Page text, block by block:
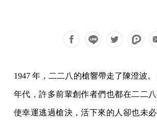
1947 年，二二八的槍響帶走了陳澄波
年代，許多前輩創作者們也都在二二
使幸運逃過槍決，活下來的人卻也未